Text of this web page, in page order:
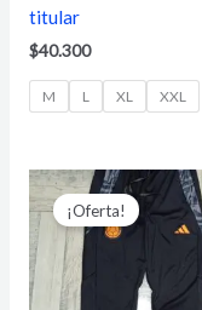
titular
$40.300
M L XL XXL
¡Oferta!
El
precio
original
era:
El
precio
actual
es: